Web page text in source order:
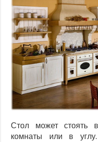
Стол может
комнаты или в